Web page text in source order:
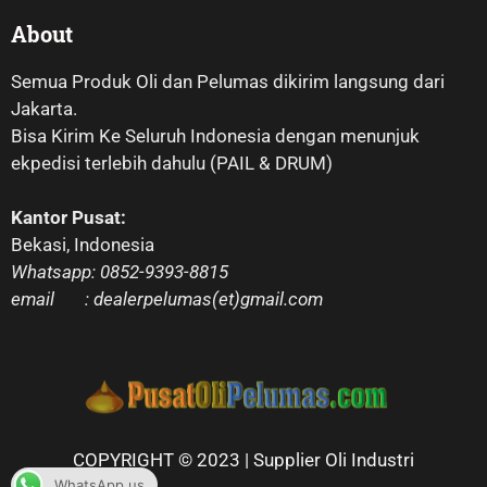
About
Semua Produk Oli dan Pelumas dikirim langsung dari
Jakarta.
Bisa Kirim Ke Seluruh Indonesia dengan menunjuk
ekpedisi terlebih dahulu (PAIL & DRUM)
Kantor Pusat:
Bekasi, Indonesia
Whatsapp: 0852-9393-8815
email : dealerpelumas(et)gmail.com
COPYRIGHT © 2023 | Supplier Oli Industri